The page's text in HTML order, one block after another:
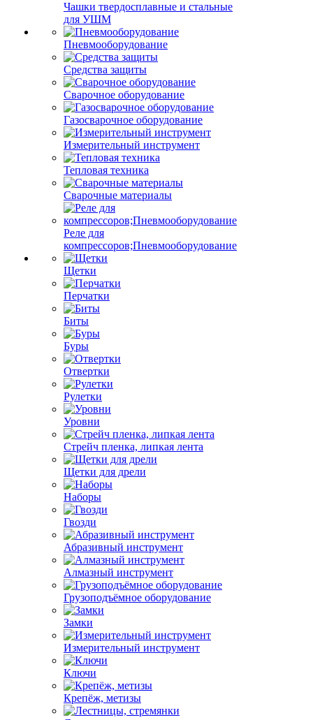
Чашки твердосплавные и стальные
для УШМ
Пневмооборудование
Средства защиты
Сварочное оборудование
Газосварочное оборудование
Измерительный инструмент
Тепловая техника
Сварочные материалы
Реле для
компрессоров;Пневмооборудование
Щетки
Перчатки
Биты
Буры
Отвертки
Рулетки
Уровни
Стрейч пленка, липкая лента
Щетки для дрели
Наборы
Гвозди
Абразивный инструмент
Алмазный инструмент
Грузоподъёмное оборудование
Замки
Измерительный инструмент
Ключи
Крепёж, метизы